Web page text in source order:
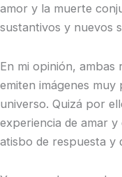
amor y la muerte
sustantivos y nuevos
En mi opinión, ambas
emiten imágenes muy
universo. Quizá por
experiencia de amar
atisbo de respuesta y